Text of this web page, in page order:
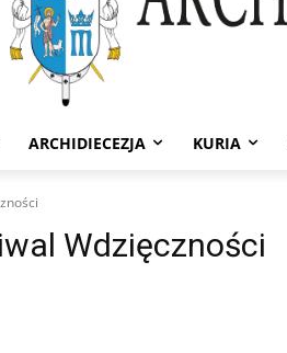
ARCHIDIECEZJA KURIA
Wdzięczności